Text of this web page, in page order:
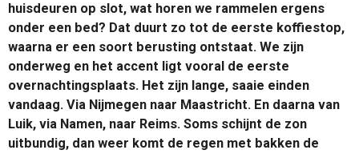
huisdeuren op slot, wat horen we rammelen ergens
onder een bed? Dat duurt zo tot de eerste koffiestop,
waarna er een soort berusting ontstaat. We zijn
onderweg en het accent ligt vooral de eerste
overnachtingsplaats. Het zijn lange, saaie einden
vandaag. Via Nijmegen naar Maastricht. En daarna van
Luik, via Namen, naar Reims. Soms schijnt de zon
uitbundig, dan weer komt de regen met bakken de